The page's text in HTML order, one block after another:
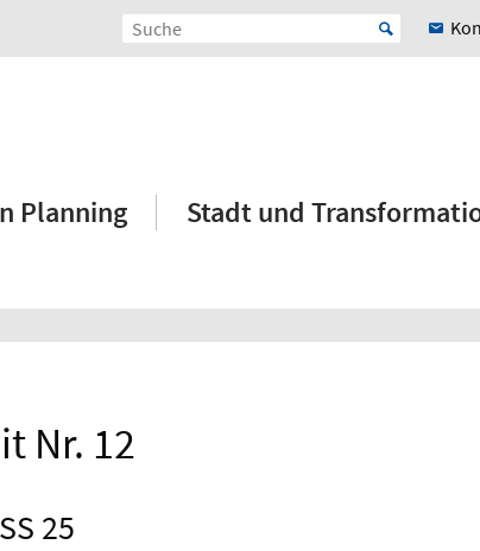
Planning
Stadt und
Nr. 12
25